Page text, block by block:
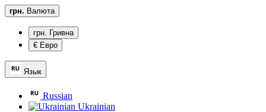
грн. Валюта
грн. Гривна
€ Евро
Язык
Russian
Ukrainian